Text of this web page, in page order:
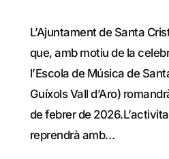
L’Ajuntament de Santa
que, amb motiu de la
l’Escola de Música de
Guíxols Vall d’Aro)
de febrer de
reprendrà amb…